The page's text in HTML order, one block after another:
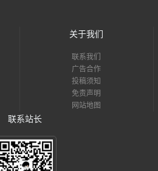
关于我们
联系我们
广告合作
投稿须知
免责声明
网站地图
联系站长